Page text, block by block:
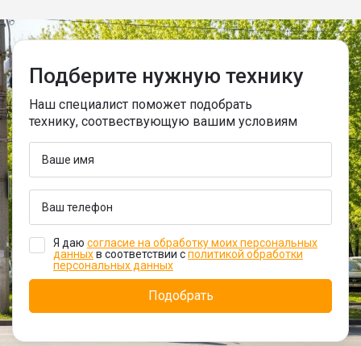
Подберите нужную технику
Наш специалист поможет подобрать
технику, соотвествующую вашим условиям
Я даю согласие на обработку моих персональных
данныхв соответствии сполитикой обработки
персональных данных